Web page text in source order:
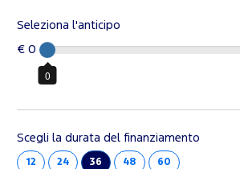
Seleziona l'anticipo
€ 0
0
Scegli la durata del finanziamento
12 24 36 48 60